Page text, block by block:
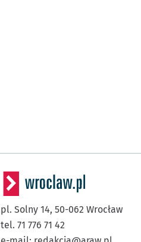
pl. Solny 14, 50-062 Wrocław
tel. 71 776 71 42